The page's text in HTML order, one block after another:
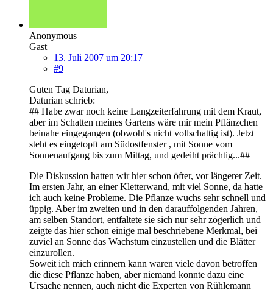
Anonymous
Gast
13. Juli 2007 um 20:17
#9
Guten Tag Daturian,
Daturian schrieb:
## Habe zwar noch keine Langzeiterfahrung mit dem Kraut,
aber im Schatten meines Gartens wäre mir mein Pflänzchen
beinahe eingegangen (obwohl's nicht vollschattig ist). Jetzt
steht es eingetopft am Südostfenster , mit Sonne vom
Sonnenaufgang bis zum Mittag, und gedeiht prächtig...##
Die Diskussion hatten wir hier schon öfter, vor längerer Zeit.
Im ersten Jahr, an einer Kletterwand, mit viel Sonne, da hatte
ich auch keine Probleme. Die Pflanze wuchs sehr schnell und
üppig. Aber im zweiten und in den darauffolgenden Jahren,
am selben Standort, entfaltete sie sich nur sehr zögerlich und
zeigte das hier schon einige mal beschriebene Merkmal, bei
zuviel an Sonne das Wachstum einzustellen und die Blätter
einzurollen.
Soweit ich mich erinnern kann waren viele davon betroffen
die diese Pflanze haben, aber niemand konnte dazu eine
Ursache nennen, auch nicht die Experten von Rühlemann